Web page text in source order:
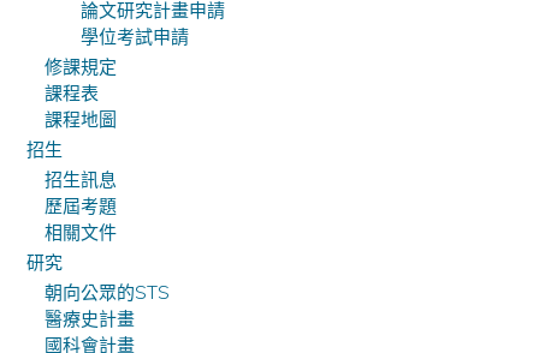
論文研究計畫申請
學位考試申請
修課規定
課程表
課程地圖
招生
招生訊息
歷屆考題
相關文件
研究
朝向公眾的STS
醫療史計畫
國科會計畫